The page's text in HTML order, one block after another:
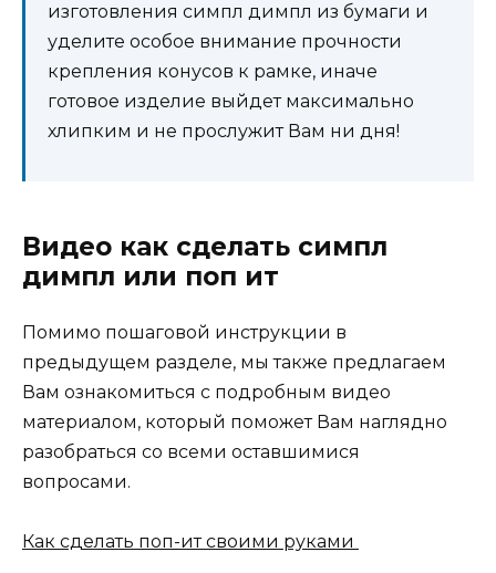
изготовления симпл димпл из бумаги и
уделите особое внимание прочности
крепления конусов к рамке, иначе
готовое изделие выйдет максимально
хлипким и не прослужит Вам ни дня!
Видео как сделать симпл
димпл или поп ит
Помимо пошаговой инструкции в
предыдущем разделе, мы также предлагаем
Вам ознакомиться с подробным видео
материалом, который поможет Вам наглядно
разобраться со всеми оставшимися
вопросами.
Как сделать поп-ит своими руками